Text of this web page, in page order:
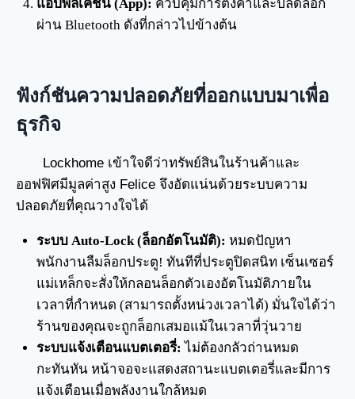
แอปพลิเคชัน (App): ควบคุมการตั้งค่าและปลดล็อก
ผ่าน Bluetooth ดังที่กล่าวไปข้างต้น
ฟังก์ชันความปลอดภัยที่ออกแบบมาเพื่อ
ธุรกิจ
Lockhome เข้าใจดีว่าทรัพย์สินในร้านค้าและ
ออฟฟิศมีมูลค่าสูง Felice จึงอัดแน่นด้วยระบบความ
ปลอดภัยที่คุณวางใจได้
ระบบ Auto-Lock (ล็อกอัตโนมัติ): หมดปัญหา
พนักงานลืมล็อกประตู! ทันทีที่ประตูปิดสนิท เซ็นเซอร์
แม่เหล็กจะสั่งให้กลอนล็อกตัวเองอัตโนมัติภายใน
เวลาที่กำหนด (สามารถตั้งหน่วงเวลาได้) มั่นใจได้ว่า
ร้านของคุณจะถูกล็อกเสมอแม้ในเวลาที่วุ่นวาย
ระบบแจ้งเตือนแบตเตอรี่: ไม่ต้องกลัวถ่านหมด
กะทันหัน หน้าจอจะแสดงสถานะแบตเตอรี่และมีการ
แจ้งเตือนเมื่อพลังงานใกล้หมด